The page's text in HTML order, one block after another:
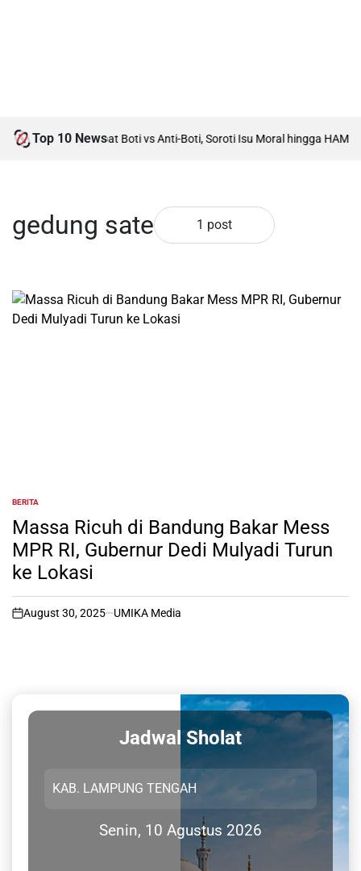
Top 10 News
Tuan Rumah Debat Boti vs Anti-Boti, Soroti Isu Moral hingga HAM
gedung sate 1 post
POSTED
IN
BERITA
Massa Ricuh di Bandung Bakar Mess
MPR RI, Gubernur Dedi Mulyadi Turun
ke Lokasi
on
August 30, 2025 UMIKA Media
Jadwal Sholat
Senin, 10 Agustus 2026